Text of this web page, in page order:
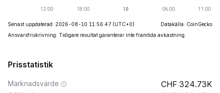
Senast uppdaterad: 2026-08-10 11:56:47 (UTC+0)
Datakälla: CoinGecko
Ansvarsfriskrivning: Tidigare resultat garanterar inte framtida avkastning.
Prisstatistik
Marknadsvärde 324.73K